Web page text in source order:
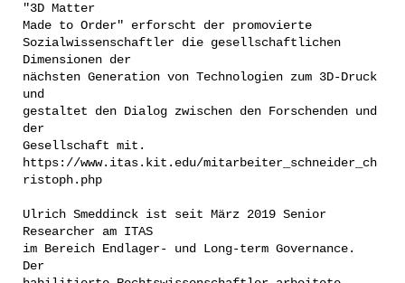
"3D Matter
Made to Order" erforscht der promovierte
Sozialwissenschaftler die gesellschaftlichen
Dimensionen der
nächsten Generation von Technologien zum 3D-Druck
und
gestaltet den Dialog zwischen den Forschenden und
der
Gesellschaft mit.
https://www.itas.kit.edu/mitarbeiter_schneider_ch
ristoph.php
Ulrich Smeddinck ist seit März 2019 Senior
Researcher am ITAS
im Bereich Endlager- und Long-term Governance.
Der